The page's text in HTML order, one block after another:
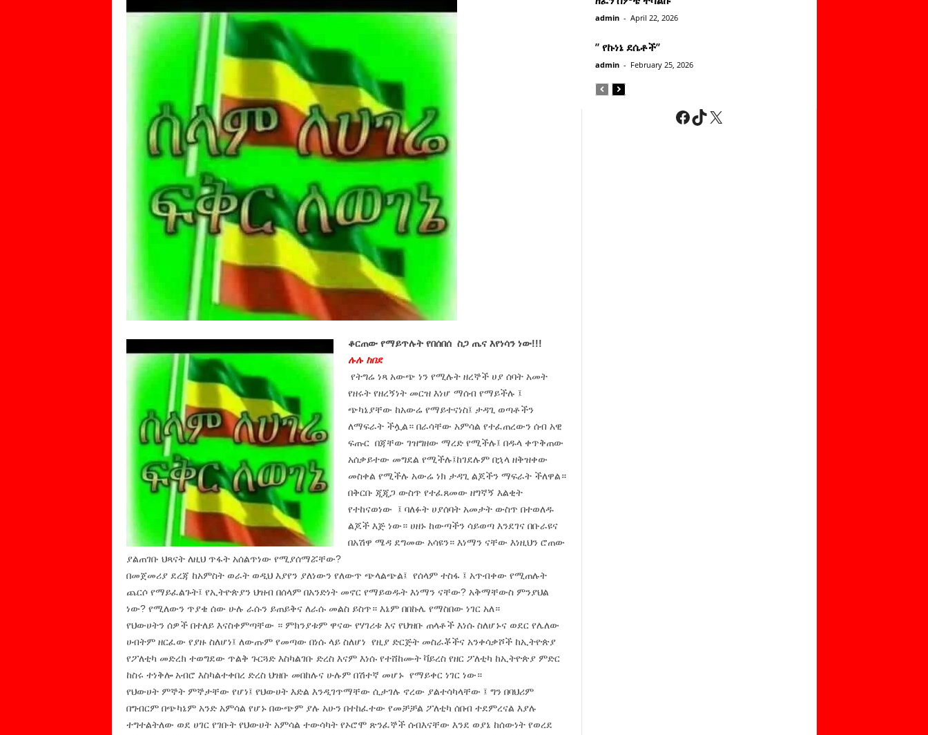
ቆርጠው የማይጥሉት የበሰበሰ ስጋ ጤና እየነሳን ነው!!!
ሉሉ ከበደ
የትግሬ ነጻ አውጭ ነን የሚሉት ዘረኞች ሀያ ሰባት አመት
የዘሩት የዘረኝነት መርዝ እነሆ ማሰብ የማይችሉ ፤
ጭካኔያቸው ከአውሬ የማይተናነስ፤ ታዳጊ ወጣቶችን
ለማፍራት ችሏል። በራሳቸው አምሳል የተፈጠረውን ሰብ አዊ
ፍጡር በጃቸው ገዝግዘው ማረድ የሚችሉ፤ በዱላ ቀጥቅጠው
አሰቃይተው መግደል የሚችሉ፤ከገደሉም በኋላ ዘቅዝቀው
መስቀል የሚችሉ አውሬ ነክ ታዳጊ ልጆችን ማፍራት ችለዋል።
በቅርቡ ጂጂጋ ውስጥ የተፈጸመው ዘግኛኝ እልቂት
የተከናወነው ፤ ባለፉት ሀያሰባት አመታት ውስጥ በተወለዱ
ልጆች እጅ ነው። ሀዘኑ ከውጣችን ሳይወጣ እንደገና በቡራዩና
በአሽዋ ሜዳ ደግመው አሳዩን። እነማን ናቸው እነዚህን ሮጠው
ያልጠገቡ ህጻናት ለዚህ ጥፋት አሰልጥነው የሚያሰማሯቸው?
በመጀመሪያ ደረጃ ከአምስት ወራት ወዲህ እያየን ያለነውን የለውጥ ጭላልጭል፤ የሰላም ተስፋ ፤ አጥብቀው የሚጠሉት
ጨርሶ የማይፈልጉት፤ የኢትዮጵያን ህዝብ በሰላም በአንድነት መኖር የማይወዱት እነማን ናቸው? አቅማቸውስ ምንያህል
ነው? የሚለውን ጥያቄ ሰው ሁሉ ራሱን ይጠይቅና ለራሱ መልስ ይስጥ። እኔም በበኩሌ የማስበው ነገር አለ።
የህውሀትን ሰዎች በተለይ እናስቀምጣቸው ። ምክንያቱም ዋናው የሃገሪቱ እና የህዝቡ ጠላቶች እነሱ ስለሆኑና ወደር የሌለው
ሀብትም ዘርፈው የያዙ ስለሆነ፤ ለውጡም የመጣው በነሱ ላይ ስለሆነ የዚያ ድርጅት መስራቾችና አንቀሳቃሾች ከኢትዮጵያ
የፖለቲካ መድረክ ተወግደው ጥልቅ ጉርጓድ እስካልገቡ ድረስ እናም እነሱ የተሸከሙት ቫይረስ የዘር ፖለቲካ ከኢትዮጵያ ምድር
ከስሩ ተነቅሎ አብሮ እስካልተቀበረ ድረስ ህዝቡ መበከሉና ሁሉም በሽተኛ መሆኑ የማይቀር ነገር ነው።
የህውሀት ምኞት ምኞታቸው የሆነ፤ የህውሀት እድል እንዲገጥማቸው ሲታገሉ ኖረው ያልተሳካላቸው ፤ ግን በባህሪም
በግብርም በጭካኔም አንድ አምሳል የሆኑ በውጭም ያሉ አሁን በተከፈተው የመቻቻል ፖለቲካ ሰበብ ተደምረናል እያሉ
ተግተልትለው ወደ ሀገር የገቡት የህውሀት አምሳል ተውሳካት የኦሮሞ ጽንፈኞች ሰብእናቸው እንደ ወያኔ ከሰውነት የወረደ
admin - April 22, 2026
” የኩነኔ ደሴቶች’’
admin - February 25, 2026
Facebook
TikTok
X